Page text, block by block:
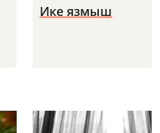
Ике язмыш